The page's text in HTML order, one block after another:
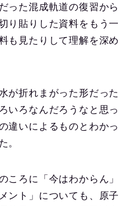
った混成軌道の復習から
り貼りした資料をもう一
も見たりして理解を深め
が折れまがった形だった
いろなんだろうなと思っ
違いによるものとわかっ
。
ころに「今はわからん」
ント」についても、原子